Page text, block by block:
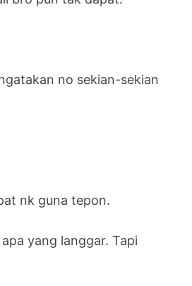
no sekian-sekian
nk guna tepon.
yang langgar. Tapi